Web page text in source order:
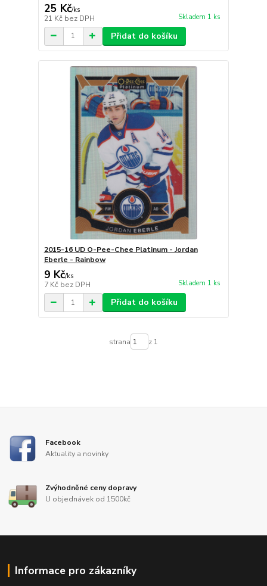
25 Kč/ks
21 Kč bez DPH Skladem 1 ks
Přidat do košíku
2015-16 UD O-Pee-Chee Platinum - Jordan
Eberle - Rainbow
9 Kč/ks
7 Kč bez DPH Skladem 1 ks
Přidat do košíku
strana z 1
Facebook
Aktuality a novinky
Zvýhodněné ceny dopravy
U objednávek od 1500kč
Informace pro zákazníky